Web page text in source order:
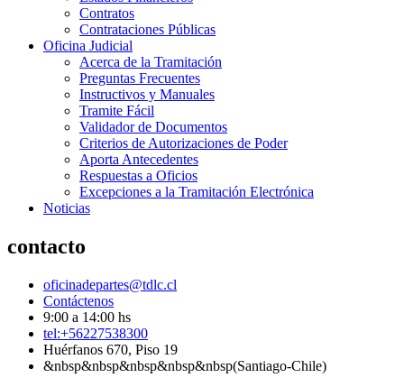
Contratos
Contrataciones Públicas
Oficina Judicial
Acerca de la Tramitación
Preguntas Frecuentes
Instructivos y Manuales
Tramite Fácil
Validador de Documentos
Criterios de Autorizaciones de Poder
Aporta Antecedentes
Respuestas a Oficios
Excepciones a la Tramitación Electrónica
Noticias
contacto
oficinadepartes@tdlc.cl
Contáctenos
9:00 a 14:00 hs
tel:+56227538300
Huérfanos 670, Piso 19
&nbsp&nbsp&nbsp&nbsp&nbsp(Santiago-Chile)